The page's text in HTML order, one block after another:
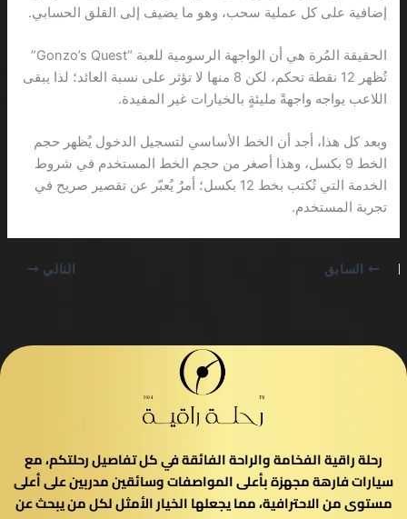
إضافية على كل عملية سحب، وهو ما يضيف إلى القلق الحسابي.
الحقيقة المُرة هي أن الواجهة الرسومية للعبة “Gonzo’s Quest”
تُظهر 12 نقطة تحكم، لكن 8 منها لا تؤثر على نسبة العائد؛ لذا يبقى
اللاعب يواجه واجهةً مليئةٍ بالخيارات غير المفيدة.
وبعد كل هذا، أجد أن الخط الأساسي لتسجيل الدخول يُظهر حجم
الخط 9 بكسل، وهذا أصغر من حجم الخط المستخدم في شروط
الخدمة التي تُكتب بخط 12 بكسل؛ أمرٌ يُعبّر عن تقصير صريح في
تجربة المستخدم.
السابق التالي
رحلة راقية الفخامة والراحة الفائقة في كل تفاصيل رحلتكم، مع
سيارات فارهة مجهزة بأعلى المواصفات وسائقين مدربين على أعلى
مستوى من الاحترافية، مما يجعلها الخيار الأمثل لكل من يبحث عن